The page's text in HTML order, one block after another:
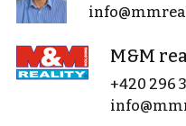
M&M
+420 296